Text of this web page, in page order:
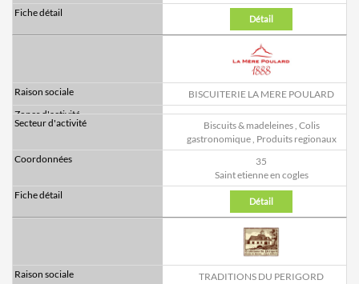
Détail
BISCUITERIE LA MERE POULARD
Biscuits & madeleines, Colis
gastronomique, Produits regionaux
35
Saint etienne en cogles
Détail
TRADITIONS DU PERIGORD